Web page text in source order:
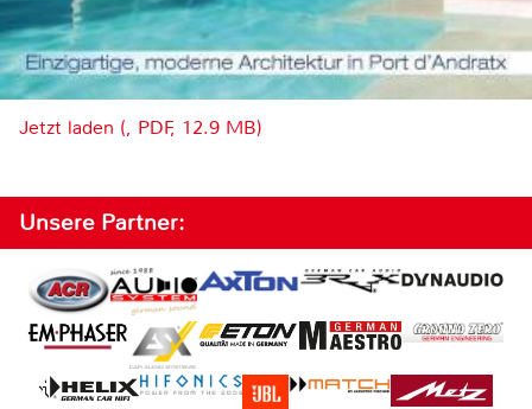
Jetzt laden (, PDF, 12.9 MB)
Unsere Partner: